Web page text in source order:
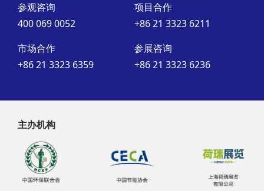
参观咨询
400 069 0052
项目合作
+86 21 3323 6211
市场合作
+86 21 3323 6359
参展咨询
+86 21 3323 6236
主办机构